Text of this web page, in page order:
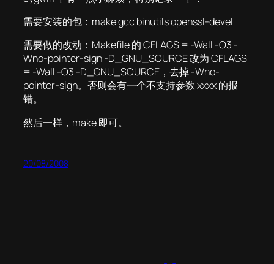
需要安装的包：make gcc binutils openssl-devel
需要做的改动：Makefile 的 CFLAGS = -Wall -O3 -
Wno-pointer-sign -D_GNU_SOURCE 改为 CFLAGS
= -Wall -O3 -D_GNU_SOURCE，去掉 -Wno-
pointer-sign。否则会有一个不支持参数 xxxx 的报
错。
然后一样，make 即可。
20/08/2008